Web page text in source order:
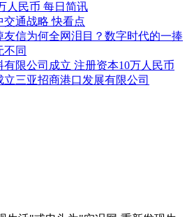
人民币 每日简讯
交通战略 快看点
友信为何全网泪目？数字时代的一捧
不同
限公司成立 注册资本10万人民币
三亚招商港口发展有限公司